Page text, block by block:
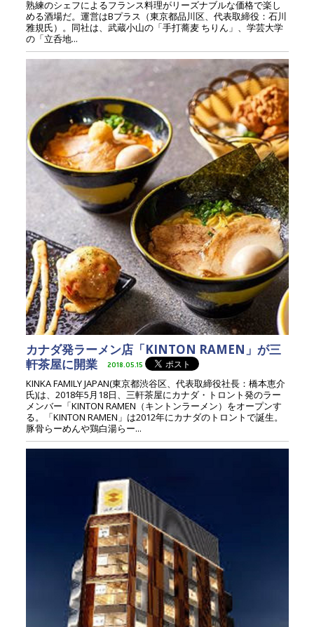
熟練のシェフによるフランス料理がリーズナブルな価格で楽し
める酒場だ。運営はBプラス（東京都品川区、代表取締役：石川
雅規氏）。同社は、武蔵小山の「手打蕎麦 ちりん」、学芸大学
の「立呑地...
カナダ発ラーメン店「KINTON RAMEN」が三
軒茶屋に開業
2018.05.15
KINKA FAMILY JAPAN(東京都渋谷区、代表取締役社長：橋本恵介
氏)は、2018年5月18日、三軒茶屋にカナダ・トロント発のラー
メンバー「KINTON RAMEN（キントンラーメン）をオープンす
る。「KINTON RAMEN」は2012年にカナダのトロントで誕生。
豚骨らーめんや鶏白湯らー...